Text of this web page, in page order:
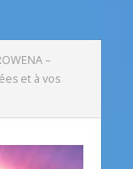
–
et à vos